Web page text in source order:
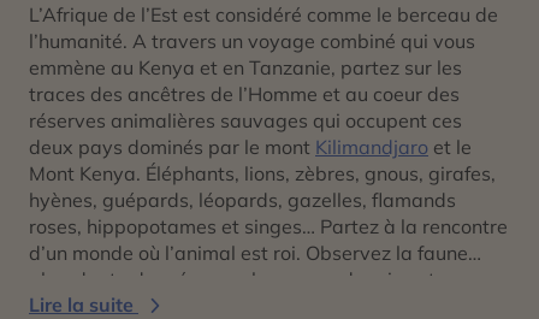
L’Afrique de l’Est est considéré comme le berceau de
l’humanité. A travers un voyage combiné qui vous
emmène au Kenya et en Tanzanie, partez sur les
traces des ancêtres de l’Homme et au coeur des
réserves animalières sauvages qui occupent ces
deux pays dominés par le mont Kilimandjaro et le
Mont Kenya. Éléphants, lions, zèbres, gnous, girafes,
hyènes, guépards, léopards, gazelles, flamands
roses, hippopotames et singes… Partez à la rencontre
d’un monde où l’animal est roi. Observez la faune
abondante des réserves kenyanes depuis votre
véhicule accompagné de votre chauffeur-guide, qui
Lire la suite